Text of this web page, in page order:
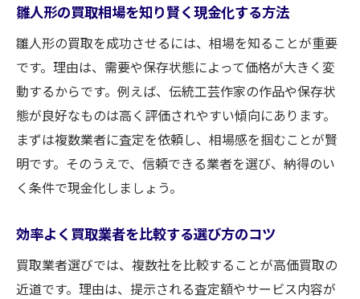
福山港町の買取サービス利用手順の全貌
出張買取や無料査定の活用法を紹介
買取の申し込みから現金化までの流れ
港町で安心できる買取業者の見極め方
効率よく買取を進めるためのポイント
買取後のフォローやサポート体制について
買取価格を上げるためにできること
複数業者比較で買取価格を最大化するコツ
買取相場を把握して賢く交渉する方法
高評価を狙った骨董品の見せ方とコツ
雛人形の買取相場を知り賢く現金化する方法
雛人形の買取を成功させるには、相場を知ることが重要
です。理由は、需要や保存状態によって価格が大きく変
動するからです。例えば、伝統工芸作家の作品や保存状
態が良好なものは高く評価されやすい傾向にあります。
まずは複数業者に査定を依頼し、相場感を掴むことが賢
明です。そのうえで、信頼できる業者を選び、納得のい
く条件で現金化しましょう。
効率よく買取業者を比較する選び方のコツ
買取業者選びでは、複数社を比較することが高価買取の
近道です。理由は、提示される査定額やサービス内容が